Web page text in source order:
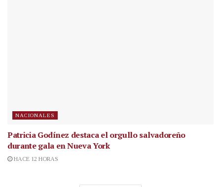
NACIONALES
Patricia Godínez destaca el orgullo salvadoreño
durante gala en Nueva York
HACE 12 HORAS